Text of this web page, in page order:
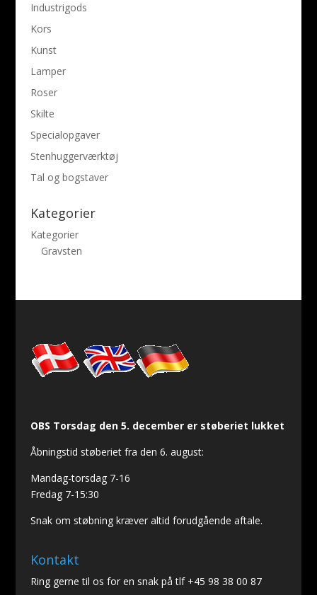
Industrigods
Kors
Kunst
Lamper
Roser
Skilte
Specialopgaver
Stenhuggerværktøj
Tal og bogstaver
Kategorier
Kategorier
Gravsten
OBS Torsdag den 5. december er støberiet lukket
Åbningstid støberiet fra den 6. august:
Mandag-torsdag 7-16
Fredag 7-15:30
Snak om støbning kræver altid forudgående aftale.
Kontakt
Ring gerne til os for en snak på tlf +45 98 38 00 87